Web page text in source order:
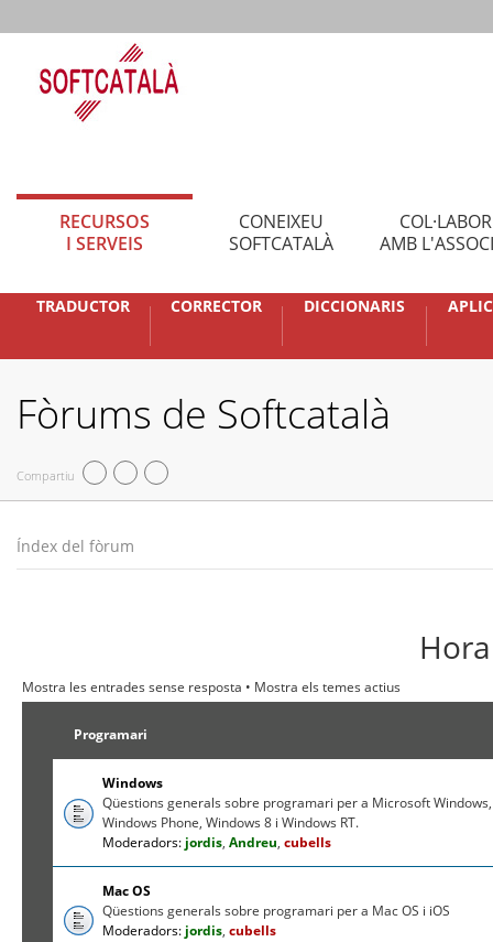
RECURSOS
I SERVEIS
CONEIXEU
SOFTCATALÀ
AMB
TRADUCTOR CORRECTOR DICCIONARIS
Fòrums de Softcatalà
Compartiu
Índex del fòrum
Mostra les entrades sense resposta • Mostra els temes actius
Programari
Windows
Qüestions generals sobre programari per a Microsoft Windows,
Windows Phone, Windows 8 i Windows RT.
Moderadors: jordis,Andreu,cubells
Mac OS
Qüestions generals sobre programari per a Mac OS i iOS
Moderadors: jordis,cubells